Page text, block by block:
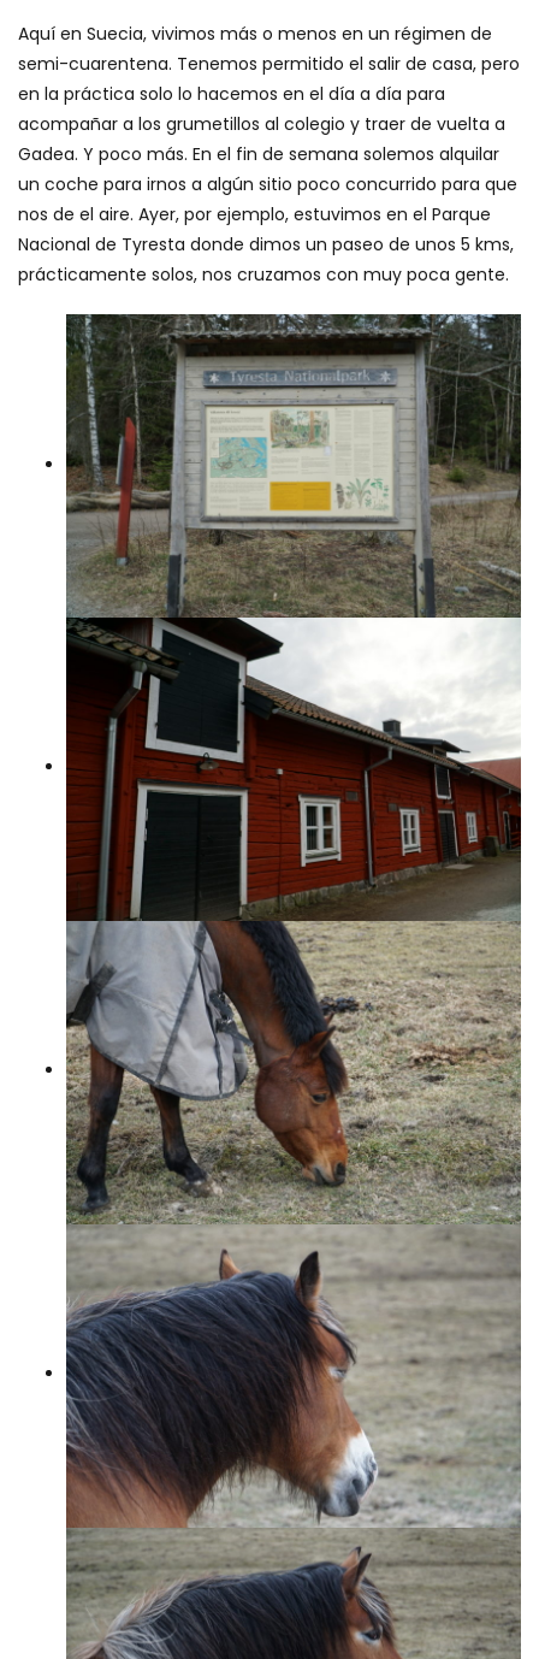
Aquí en Suecia, vivimos más o menos en un régimen de
semi-cuarentena. Tenemos permitido el salir de casa, pero
en la práctica solo lo hacemos en el día a día para
acompañar a los grumetillos al colegio y traer de vuelta a
Gadea. Y poco más. En el fin de semana solemos alquilar
un coche para irnos a algún sitio poco concurrido para que
nos de el aire. Ayer, por ejemplo, estuvimos en el Parque
Nacional de Tyresta donde dimos un paseo de unos 5 kms,
prácticamente solos, nos cruzamos con muy poca gente.